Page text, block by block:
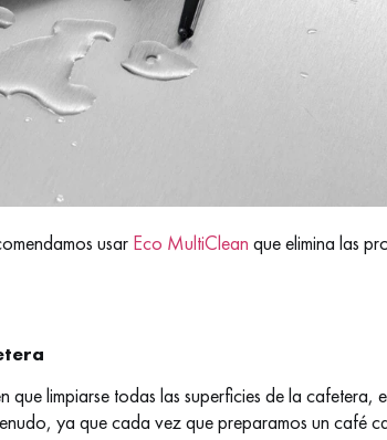
usar Eco MultiClean que elimina las
que limpiarse todas las superficies de la
ya que cada vez que preparamos un café